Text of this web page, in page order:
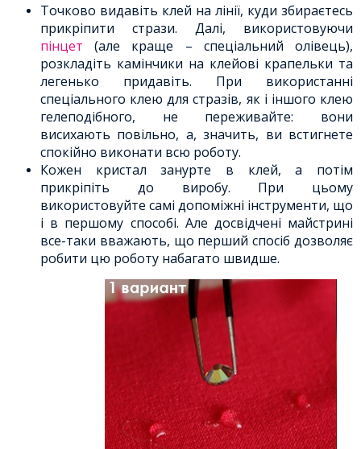
Точково видавіть клей на лінії, куди збираєтесь
прикріпити стрази. Далі, використовуючи
пінцет (але краще – спеціальний олівець),
розкладіть камінчики на клейові крапельки та
легенько придавіть. При використанні
спеціального клею для стразів, як і іншого клею
гелеподібного, не переживайте: вони
висихають повільно, а, значить, ви встигнете
спокійно виконати всю роботу.
Кожен кристал занурте в клей, а потім
прикріпіть до виробу. При цьому
використовуйте самі допоміжні інструменти, що
і в першому способі. Але досвідчені майстрині
все-таки вважають, що перший спосіб дозволяє
робити цю роботу набагато швидше.